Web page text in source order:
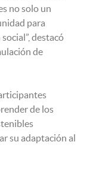
no solo un
para
destacó
de
de los
su adaptación al